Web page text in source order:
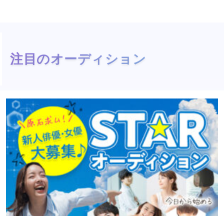
注目のオーディション